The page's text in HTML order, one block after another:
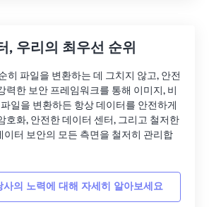
, 우리의 최우선 순위
히 파일을 변환하는 데 그치지 않고, 안전
력한 보안 프레임워크를 통해 이미지, 비
일을 변환하든 항상 데이터를 안전하게
호화, 안전한 데이터 센터, 그리고 철저한
이터 보안의 모든 측면을 철저히 관리합
사의 노력에 대해 자세히 알아보세요